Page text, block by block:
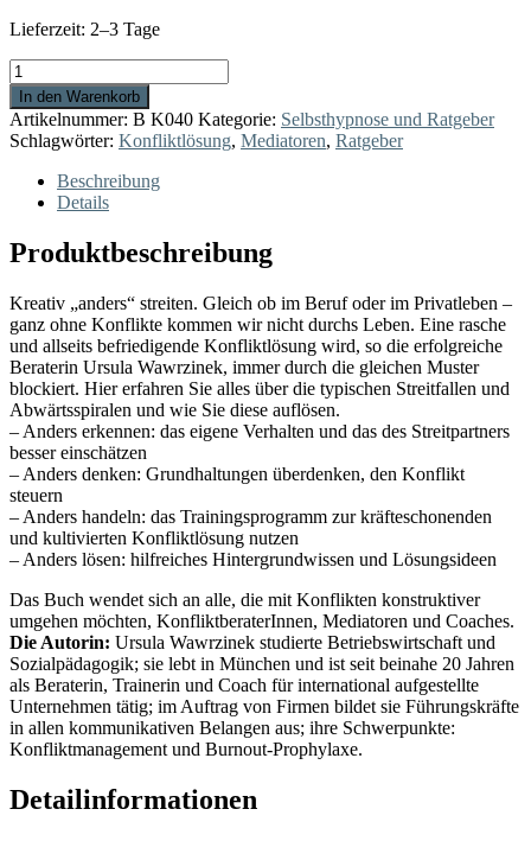
Lieferzeit: 2–3 Tage
Vom
Umgang
mit
sturen
Eseln
beleidigten
Leberwürsten
Menge
In den Warenkorb
Artikelnummer: B K040 Kategorie: Selbsthypnose und Ratgeber
Schlagwörter: Konfliktlösung, Mediatoren, Ratgeber
Beschreibung
Details
Produktbeschreibung
Kreativ „anders“ streiten. Gleich ob im Beruf oder im Privatleben –
ganz ohne Konflikte kommen wir nicht durchs Leben. Eine rasche
und allseits befriedigende Konfliktlösung wird, so die erfolgreiche
Beraterin Ursula Wawrzinek, immer durch die gleichen Muster
blockiert. Hier erfahren Sie alles über die typischen Streitfallen und
Abwärtsspiralen und wie Sie diese auflösen.
– Anders erkennen: das eigene Verhalten und das des Streitpartners
besser einschätzen
– Anders denken: Grundhaltungen überdenken, den Konflikt
steuern
– Anders handeln: das Trainingsprogramm zur kräfteschonenden
und kultivierten Konfliktlösung nutzen
– Anders lösen: hilfreiches Hintergrundwissen und Lösungsideen
Das Buch wendet sich an alle, die mit Konflikten konstruktiver
umgehen möchten, KonfliktberaterInnen, Mediatoren und Coaches.
Die Autorin: Ursula Wawrzinek studierte Betriebswirtschaft und
Sozialpädagogik; sie lebt in München und ist seit beinahe 20 Jahren
als Beraterin, Trainerin und Coach für international aufgestellte
Unternehmen tätig; im Auftrag von Firmen bildet sie Führungskräfte
in allen kommunikativen Belangen aus; ihre Schwerpunkte:
Konfliktmanagement und Burnout-Prophylaxe.
Detailinformationen